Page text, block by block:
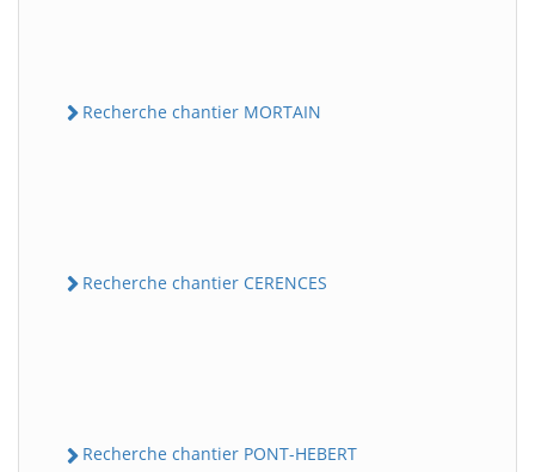
Recherche chantier MORTAIN
Recherche chantier CERENCES
Recherche chantier PONT-HEBERT